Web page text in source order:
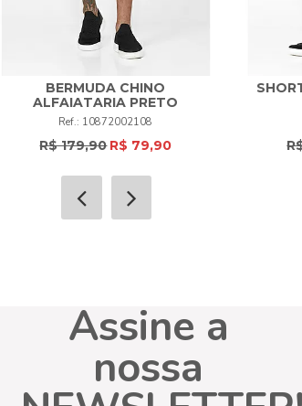
48 50 52 +
COMPRAR
BERMUDA CHINO
ALFAIATARIA PRETO
10872002108
R$ 179,90R$ 79,90
Assine a
nossa